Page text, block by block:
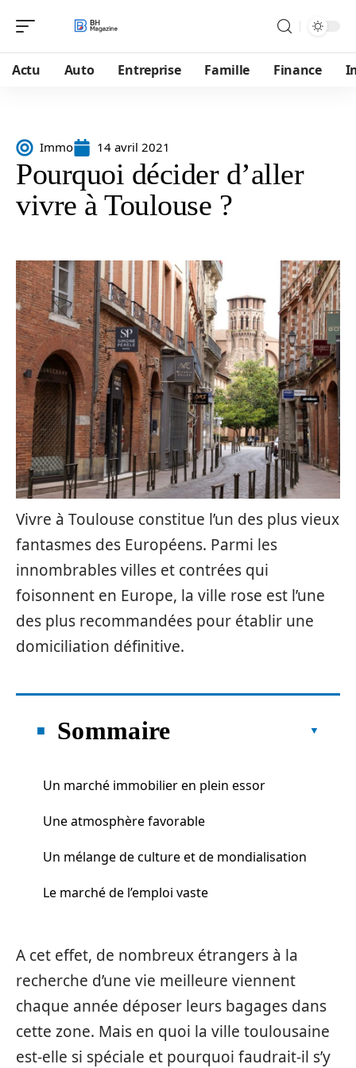
Actu Auto Entreprise Famille Finance
Immo 14 avril 2021
Pourquoi décider d’aller
vivre à Toulouse ?
Vivre à Toulouse constitue l’un des plus vieux
fantasmes des Européens. Parmi les
innombrables villes et contrées qui
foisonnent en Europe, la ville rose est l’une
des plus recommandées pour établir une
domiciliation définitive.
Sommaire
Un marché immobilier en plein essor
Une atmosphère favorable
Un mélange de culture et de mondialisation
Le marché de l’emploi vaste
A cet effet, de nombreux étrangers à la
recherche d’une vie meilleure viennent
chaque année déposer leurs bagages dans
cette zone. Mais en quoi la ville toulousaine
est-elle si spéciale et pourquoi faudrait-il s’y